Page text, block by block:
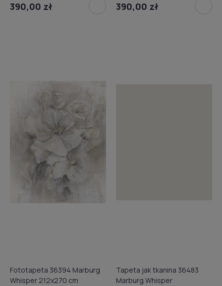
390,00 zł 390,00 zł
Fototapeta 36394 Marburg
Whisper 212x270 cm
Tapeta jak tkanina 36483
Marburg Whisper